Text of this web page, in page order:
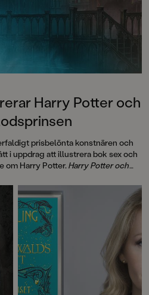
Harry Potter och
prisbelönta konstnären och
i uppdrag att illustrera bok sex och
om Harry Potter.Harry Potter och
2026.